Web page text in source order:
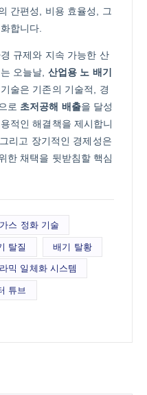
간편성, 비용 효율성, 그
합니다.
규제와 지속 가능한 산
오늘날, 산업용 노 배기
술은 기존의 기술적, 경
로 초저공해 배출을 달성
적인 해결책을 제시합니
리고 장기적인 경제성은
한 채택을 뒷받침할 핵심
스 정화 기술
탈질 배기 탈황
믹 일체화 시스템
튜브